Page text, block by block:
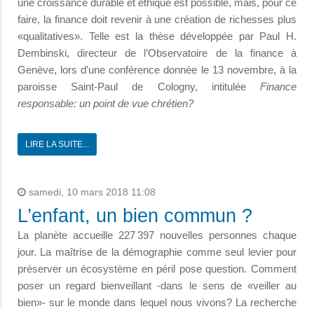
faire, la finance doit revenir à une création de richesses plus
«qualitatives». Telle est la thèse développée par Paul H.
Dembinski, directeur de l’Observatoire de la finance à
Genève, lors d’une conférence donnée le 13 novembre, à la
paroisse Saint-Paul de Cologny, intitulée Finance
responsable: un point de vue chrétien?
LIRE LA SUITE...
samedi, 10 mars 2018 11:08
L’enfant, un bien commun ?
La planète accueille 227 397 nouvelles personnes chaque
jour. La maîtrise de la démographie comme seul levier pour
préserver un écosystème en péril pose question. Comment
poser un regard bienveillant -dans le sens de «veiller au
bien»- sur le monde dans lequel nous vivons? La recherche